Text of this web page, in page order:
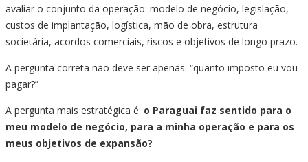
avaliar o conjunto da operação: modelo de negócio, legislação,
custos de implantação, logística, mão de obra, estrutura
societária, acordos comerciais, riscos e objetivos de longo prazo.
A pergunta correta não deve ser apenas: “quanto imposto eu vou
pagar?”
A pergunta mais estratégica é: o Paraguai faz sentido para o
meu modelo de negócio, para a minha operação e para os
meus objetivos de expansão?